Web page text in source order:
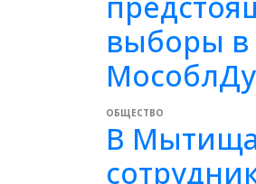
выборы в
ОБЩЕСТВО
В